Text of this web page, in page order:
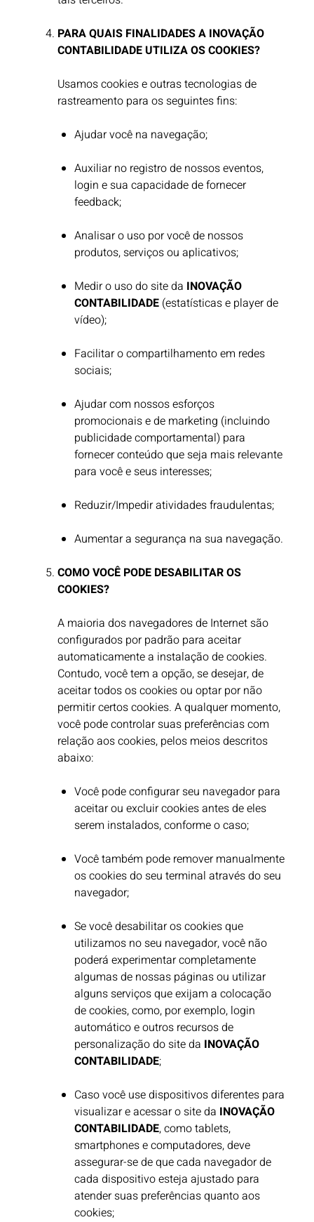
PARA QUAIS FINALIDADES A INOVAÇÃO
CONTABILIDADE UTILIZA OS COOKIES?
Usamos cookies e outras tecnologias de
rastreamento para os seguintes fins:
Ajudar você na navegação;
Auxiliar no registro de nossos eventos,
login e sua capacidade de fornecer
feedback;
Analisar o uso por você de nossos
produtos, serviços ou aplicativos;
Medir o uso do site da INOVAÇÃO
CONTABILIDADE (estatísticas e player de
vídeo);
Facilitar o compartilhamento em redes
sociais;
Ajudar com nossos esforços
promocionais e de marketing (incluindo
publicidade comportamental) para
fornecer conteúdo que seja mais relevante
para você e seus interesses;
Reduzir/Impedir atividades fraudulentas;
Aumentar a segurança na sua navegação.
COMO VOCÊ PODE DESABILITAR OS
COOKIES?
A maioria dos navegadores de Internet são
configurados por padrão para aceitar
automaticamente a instalação de cookies.
Contudo, você tem a opção, se desejar, de
aceitar todos os cookies ou optar por não
permitir certos cookies. A qualquer momento,
você pode controlar suas preferências com
relação aos cookies, pelos meios descritos
abaixo:
Você pode configurar seu navegador para
aceitar ou excluir cookies antes de eles
serem instalados, conforme o caso;
Você também pode remover manualmente
os cookies do seu terminal através do seu
navegador;
Se você desabilitar os cookies que
utilizamos no seu navegador, você não
poderá experimentar completamente
algumas de nossas páginas ou utilizar
alguns serviços que exijam a colocação
de cookies, como, por exemplo, login
automático e outros recursos de
personalização do site da INOVAÇÃO
CONTABILIDADE;
Caso você use dispositivos diferentes para
visualizar e acessar o site da INOVAÇÃO
CONTABILIDADE, como tablets,
smartphones e computadores, deve
assegurar-se de que cada navegador de
cada dispositivo esteja ajustado para
atender suas preferências quanto aos
cookies;